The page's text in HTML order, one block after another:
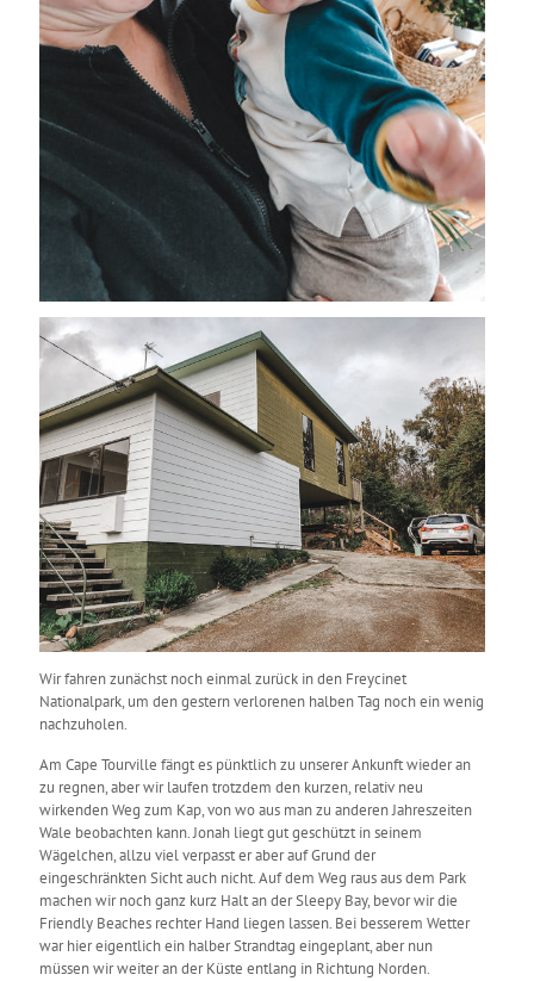
Wir fahren zunächst noch einmal zurück in den Freycinet
Nationalpark, um den gestern verlorenen halben Tag noch ein wenig
nachzuholen.
Am Cape Tourville fängt es pünktlich zu unserer Ankunft wieder an
zu regnen, aber wir laufen trotzdem den kurzen, relativ neu
wirkenden Weg zum Kap, von wo aus man zu anderen Jahreszeiten
Wale beobachten kann. Jonah liegt gut geschützt in seinem
Wägelchen, allzu viel verpasst er aber auf Grund der
eingeschränkten Sicht auch nicht. Auf dem Weg raus aus dem Park
machen wir noch ganz kurz Halt an der Sleepy Bay, bevor wir die
Friendly Beaches rechter Hand liegen lassen. Bei besserem Wetter
war hier eigentlich ein halber Strandtag eingeplant, aber nun
müssen wir weiter an der Küste entlang in Richtung Norden.